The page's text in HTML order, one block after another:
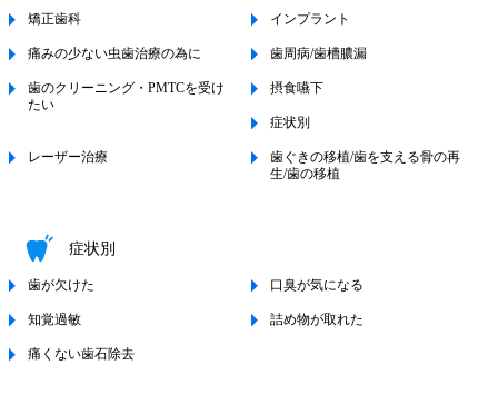
矯正歯科 インプラント
痛みの少ない虫歯治療の為に 歯周病/歯槽膿漏
歯のクリーニング・PMTCを受け
たい
摂食嚥下
症状別
レーザー治療
歯ぐきの移植/歯を支える骨の再
生/歯の移植
症状別
歯が欠けた 口臭が気になる
知覚過敏 詰め物が取れた
痛くない歯石除去